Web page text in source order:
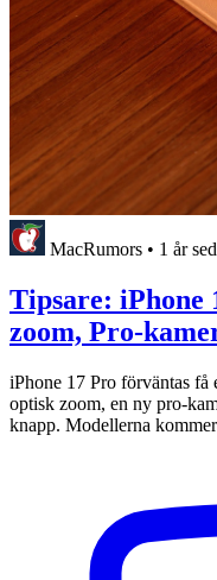
MacRumors • 1 år
Tipsare: iPhone
zoom, Pro-
iPhone 17 Pro förväntas få
optisk zoom, en ny pro-
knapp. Modellerna